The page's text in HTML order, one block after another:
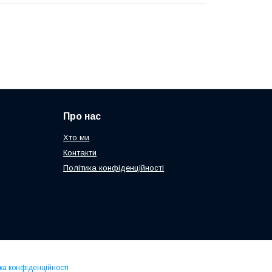
Про нас
Хто ми
Контакти
Політика конфіденційності
конфіденційності